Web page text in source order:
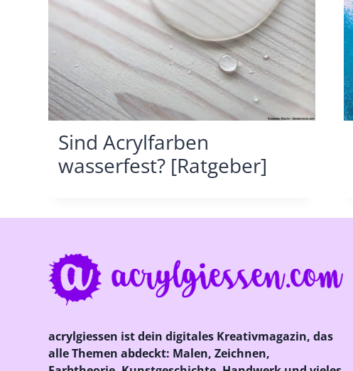
Sind Acrylfarben
wasserfest? [Ratgeber]
acrylgiessen ist dein digitales Kreativmagazin, das
alle Themen abdeckt: Malen, Zeichnen,